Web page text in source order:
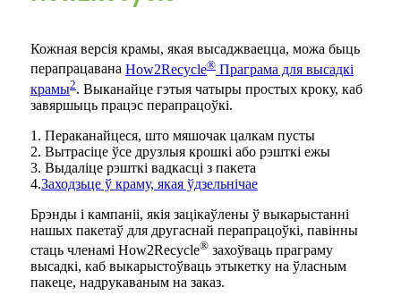
Кожная версія крамы, якая высаджваецца, можа быць
перапрацавана How2Recycle® Праграма для высадкі
крамы2. Выканайце гэтыя чатыры простых кроку, каб
завяршыць працэс перапрацоўкі.
1. Пераканайцеся, што мяшочак цалкам пусты
2. Вытрасіце ўсе друзлыя крошкі або рэшткі ежы
3. Выдаліце ​​рэшткі вадкасці з пакета
4.Заходзьце ў краму, якая ўдзельнічае
Брэнды і кампаніі, якія зацікаўлены ў выкарыстанні
нашых пакетаў для другаснай перапрацоўкі, павінны
стаць членамі How2Recycle® захоўваць праграму
высадкі, каб выкарыстоўваць этыкетку на ўласным
пакеце, надрукаваным на заказ.